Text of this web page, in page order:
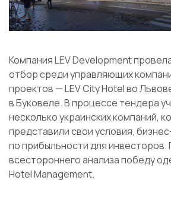
Компания LEV Development
отбор среди управляющих
проектов — LEV City Hotel во
в Буковеле. В процессе тендера
несколько украинских компаний,
представили свои условия,
по прибыльности для инвесторов.
всестороннего анализа победу
Hotel Management.